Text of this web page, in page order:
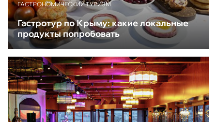
ГАСТРОНОМИЧЕСКИЙ ТУРИЗМ
Гастротур по Крыму: какие локальные
продукты попробовать